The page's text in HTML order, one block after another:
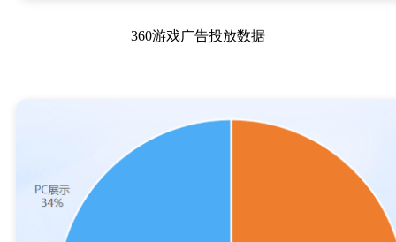
360游戏广告投放数据